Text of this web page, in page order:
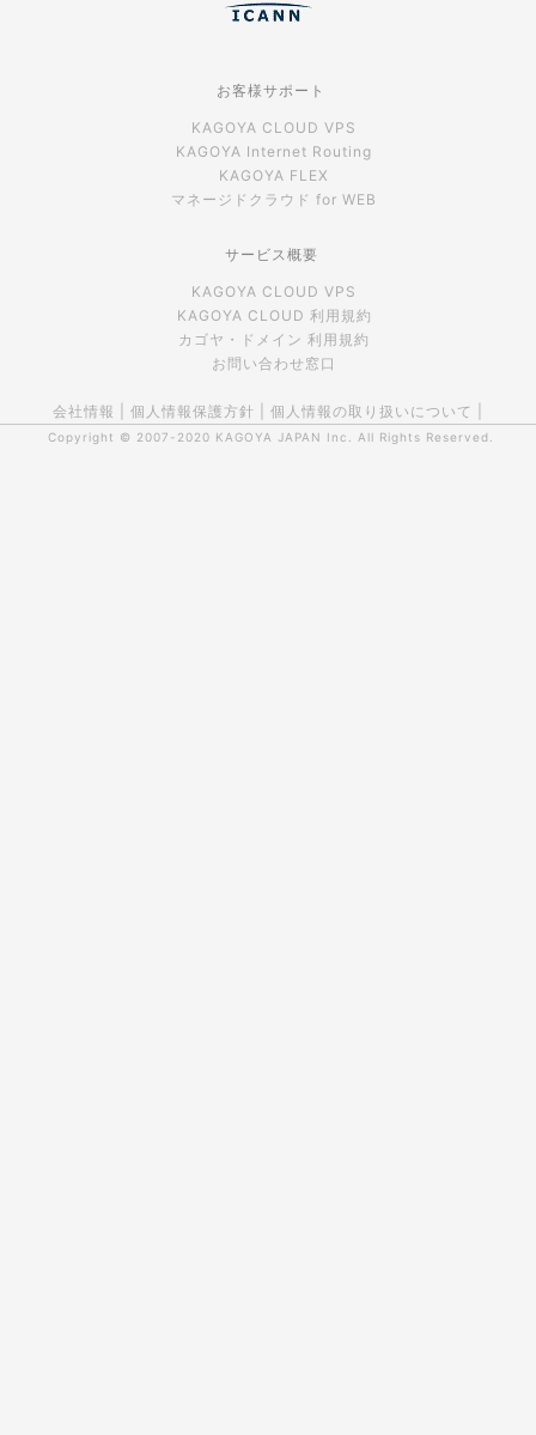
お客様サポート
KAGOYA CLOUD VPS
KAGOYA Internet Routing
KAGOYA FLEX
マネージドクラウド for WEB
サービス概要
KAGOYA CLOUD VPS
KAGOYA CLOUD 利用規約
カゴヤ・ドメイン 利用規約
お問い合わせ窓口
会社情報 個人情報保護方針 個人情報の取り扱いについて
Copyright © 2007-2020 KAGOYA JAPAN Inc. All Rights Reserved.